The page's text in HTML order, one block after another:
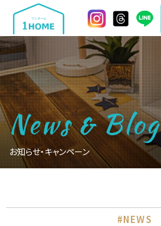
News&Blog
お知らせ・キャンペーン
#NEWS